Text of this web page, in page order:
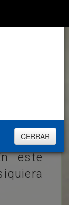
CERRAR
y
el
este